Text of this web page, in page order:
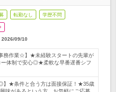
転勤なし 学歴不問
2026/09/10
務作業☆】★未経験スタートの先輩が
ー体制で安心◎★柔軟な早番遅番シフ
◎】★条件と合う方は面接保証！★35歳
味があるという方、お気軽にご応募